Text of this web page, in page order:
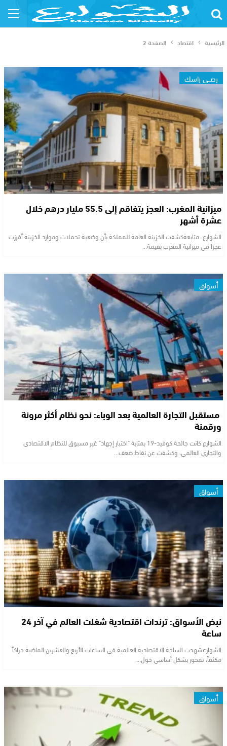
الرئيسية اقتصاد الصفحة 2
رصــي راسك
ميزانية المغرب: العجز يتفاقم إلى 55.5 مليار درهم خلال
عشرة أشهر
الشوارع ـ متابعةكشفت الخزينة العامة للمملكة بأن وضعية تحملات وموارد الخزينة أفرزت
عجزا في ميزانية المغرب بقيمة…
أسواق
مستقبل التجارة العالمية بعد الوباء: نحو نظام أكثر مرونة
ورقمنة
الشوارع كانت جائحة كوفيد-19 بمثابة "اختبار إجهاد" غير مسبوق للنظام الاقتصادي
والتجاري العالمي، وكشفت عن نقاط ضعف…
أسواق
نبض الأسواق: ترندات اقتصادية شغلت العالم في آخر 24
ساعة
الشوارعشهدت الساحة الاقتصادية العالمية في الساعات الأربع والعشرين الماضية حراكاً
مكثفاً، تمحور بشكل أساسي حول…
أسواق